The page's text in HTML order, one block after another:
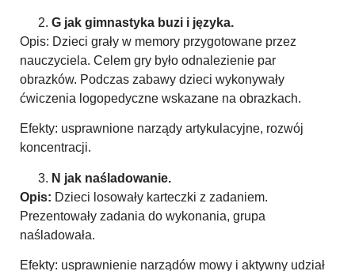
G jak gimnastyka buzi i języka.
Opis: Dzieci grały w memory przygotowane przez
nauczyciela. Celem gry było odnalezienie par
obrazków. Podczas zabawy dzieci wykonywały
ćwiczenia logopedyczne wskazane na obrazkach.
Efekty: usprawnione narządy artykulacyjne, rozwój
koncentracji.
N jak naśladowanie.
Opis: Dzieci losowały karteczki z zadaniem.
Prezentowały zadania do wykonania, grupa
naśladowała.
Efekty: usprawnienie narządów mowy i aktywny udział